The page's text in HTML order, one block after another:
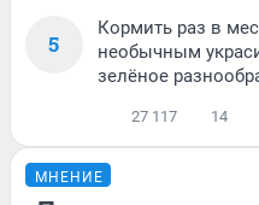
5
Кормить раз в
необычным
зелёное
27 117 14
МНЕНИЕ